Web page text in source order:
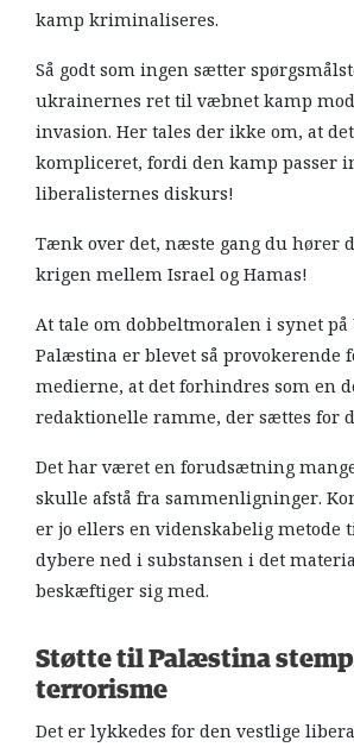
kamp kriminaliseres.
Så godt som ingen sætter
ukrainernes ret til væbnet kamp
invasion. Her tales der ikke om, at
kompliceret, fordi den kamp passer
liberalisternes diskurs!
Tænk over det, næste gang du hører
krigen mellem Israel og Hamas!
At tale om dobbeltmoralen i synet på
Palæstina er blevet så provokerende
medierne, at det forhindres som en
redaktionelle ramme, der sættes for
Det har været en forudsætning
skulle afstå fra sammenligninger.
er jo ellers en videnskabelig metode
dybere ned i substansen i det
beskæftiger sig med.
Støtte til Palæstina
terrorisme
Det er lykkedes for den vestlige